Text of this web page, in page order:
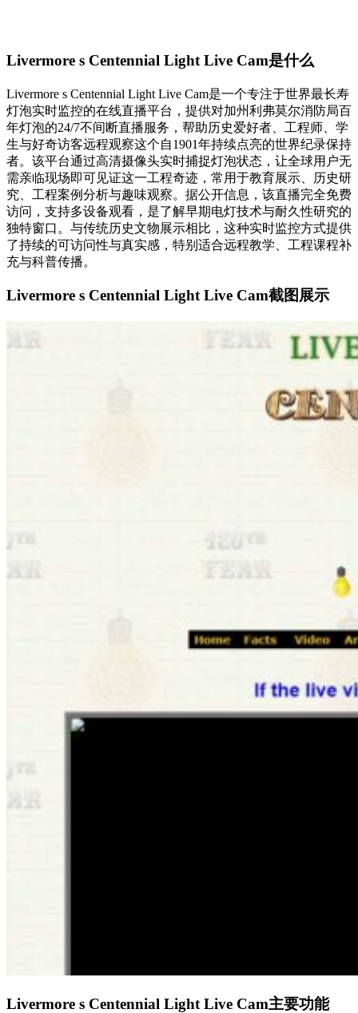
Livermore s Centennial Light Live Cam是什么
Livermore s Centennial Light Live Cam是一个专注于世界最长寿
灯泡实时监控的在线直播平台，提供对加州利弗莫尔消防局百
年灯泡的24/7不间断直播服务，帮助历史爱好者、工程师、学
生与好奇访客远程观察这个自1901年持续点亮的世界纪录保持
者。该平台通过高清摄像头实时捕捉灯泡状态，让全球用户无
需亲临现场即可见证这一工程奇迹，常用于教育展示、历史研
究、工程案例分析与趣味观察。据公开信息，该直播完全免费
访问，支持多设备观看，是了解早期电灯技术与耐久性研究的
独特窗口。与传统历史文物展示相比，这种实时监控方式提供
了持续的可访问性与真实感，特别适合远程教学、工程课程补
充与科普传播。
Livermore s Centennial Light Live Cam截图展示
Livermore s Centennial Light Live Cam主要功能